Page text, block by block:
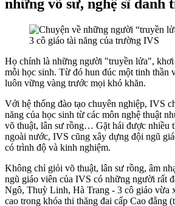
những võ sư, nghệ sĩ danh
3 cô giáo tài năng của trường IVS
Họ chính là những người "truyền lửa", khơi
mỗi học sinh. Từ đó hun đúc một tinh thần
luôn vững vàng trước mọi khó khăn.
Với hệ thống đào tạo chuyên nghiệp, IVS
năng của học sinh từ các môn nghệ thuật
võ thuật, lân sư rồng… Gặt hái được nhiều
ngoài nước, IVS cũng xây dựng đội ngũ
có trình độ và kinh nghiệm.
Không chỉ giỏi võ thuật, lân sư rồng, âm
ngũ giáo viên của IVS có những người rất
Ngô, Thuỳ Linh, Hà Trang - 3 cô giáo vừa
cao trong khóa thi thăng đai cấp Cao đẳng